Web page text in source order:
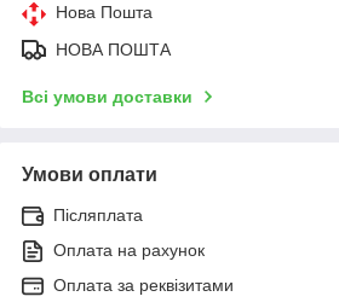
Нова Пошта
НОВА ПОШТА
Всі умови доставки
Умови оплати
Післяплата
Оплата на рахунок
Оплата за реквізитами